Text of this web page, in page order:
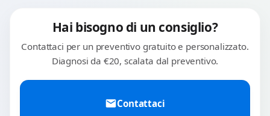
Hai bisogno di un consiglio?
Contattaci per un preventivo gratuito e personalizzato.
Diagnosi da €20, scalata dal preventivo.
Contattaci